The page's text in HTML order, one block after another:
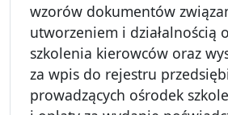
wzorów dokumentów
utworzeniem i działalnością
szkolenia kierowców oraz
za wpis do rejestru
prowadzących ośrodek